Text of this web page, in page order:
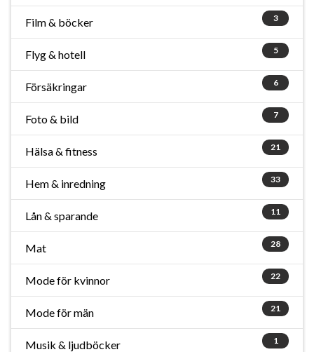
3
Film & böcker
5
Flyg & hotell
6
Försäkringar
7
Foto & bild
21
Hälsa & fitness
33
Hem & inredning
11
Lån & sparande
28
Mat
22
Mode för kvinnor
21
Mode för män
1
Musik & ljudböcker